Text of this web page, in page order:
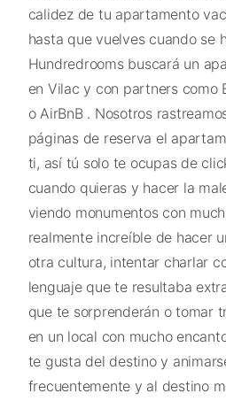
calidez de tu apartamento
hasta que vuelves cuando se
Hundredrooms buscará un
en Vilac y con partners como
o AirBnB . Nosotros
páginas de reserva el
ti, así tú solo te ocupas de
cuando quieras y hacer la
viendo monumentos con
realmente increíble de hacer
otra cultura, intentar charlar
lenguaje que te resultaba
que te sorprenderán o tomar
en un local con mucho
te gusta del destino y
frecuentemente y al destino